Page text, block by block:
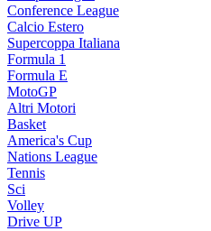
Conference League
Calcio Estero
Supercoppa Italiana
Formula 1
Formula E
MotoGP
Altri Motori
Basket
America's Cup
Nations League
Tennis
Sci
Volley
Drive UP